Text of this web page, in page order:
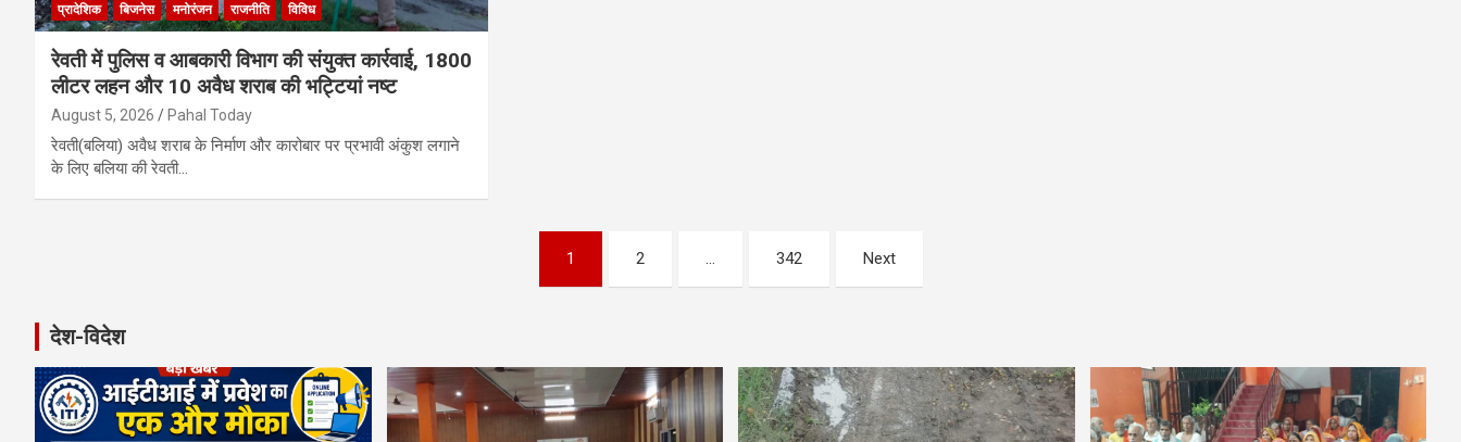
प्रादेशिक
बिजनेस मनोरंजन राजनीति विविध
रेवती में पुलिस व आबकारी विभाग की संयुक्त कार्रवाई, 1800
लीटर लहन और 10 अवैध शराब की भट्टियां नष्ट
August 5, 2026 Pahal Today
रेवती(बलिया) अवैध शराब के निर्माण और कारोबार पर प्रभावी अंकुश लगाने
के लिए बलिया की रेवती…
1 2 342 Next
देश-विदेश